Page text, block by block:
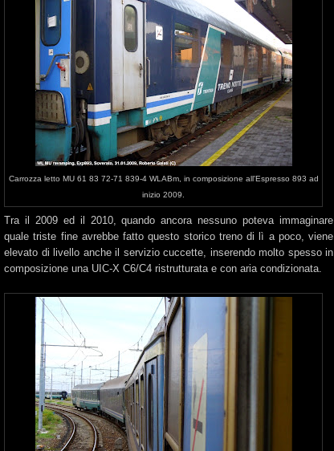
Carrozza letto MU 61 83 72-71 839-4 WLABm, in composizione all'Espresso 893 ad
inizio 2009.
Tra il 2009 ed il 2010, quando ancora nessuno poteva immaginare
quale triste fine avrebbe fatto questo storico treno di lì a poco, viene
elevato di livello anche il servizio cuccette, inserendo molto spesso in
composizione una UIC-X C6/C4 ristrutturata e con aria condizionata.